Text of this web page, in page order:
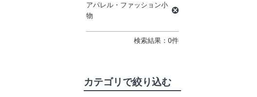
アパレル・ファッション小
物
検索結果：0件
カテゴリで絞り込む